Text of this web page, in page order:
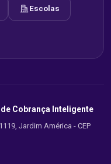
Escolas
Cobrança Inteligente
Jardim América - CEP